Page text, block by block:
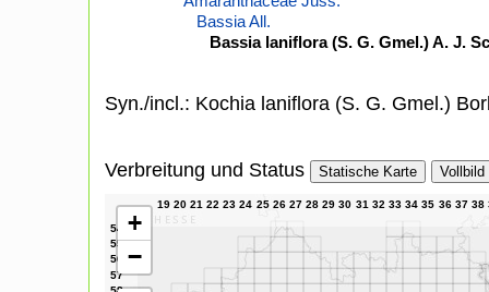
Bassia All.
Bassia laniflora (S. G. Gmel.) A. J.
Syn./incl.: Kochia laniflora (S. G. Gmel.)
Verbreitung und Status Statische Karte Vollbild
+
−